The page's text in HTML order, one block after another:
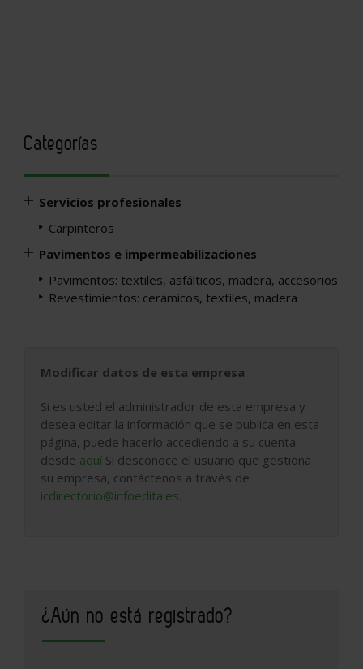
Categorías
Servicios profesionales
Carpinteros
Pavimentos e impermeabilizaciones
Pavimentos: textiles, asfálticos, madera, accesorios
Revestimientos: cerámicos, textiles, madera
Modificar datos de esta empresa
Si es usted el administrador de esta empresa y
desea editar la información que se publica en esta
página, puede hacerlo accediendo a su cuenta
desde aquí Si desconoce el usuario que gestiona
su empresa, contáctenos a través de
icdirectorio@infoedita.es.
¿Aún no está registrado?